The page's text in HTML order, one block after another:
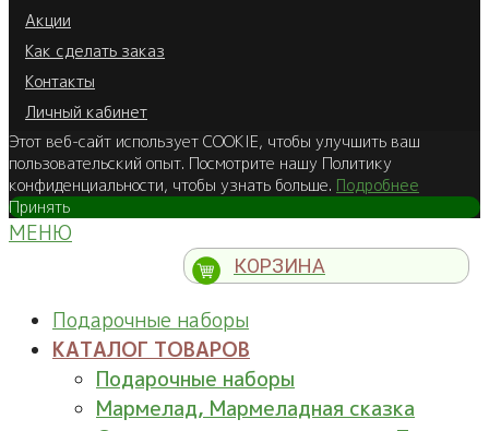
Акции
Как сделать заказ
Контакты
Личный кабинет
Этот веб-сайт использует COOKIE, чтобы улучшить ваш
пользовательский опыт. Посмотрите нашу Политику
конфиденциальности, чтобы узнать больше. Подробнее
Принять
МЕНЮ
КОРЗИНА
Подарочные наборы
КАТАЛОГ ТОВАРОВ
Подарочные наборы
Мармелад, Мармеладная сказка